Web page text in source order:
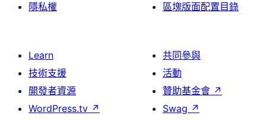
隱私權
區塊版面配置目錄
Learn
技術支援
開發者資源
WordPress.tv ↗
共同參與
活動
贊助基金會 ↗
Swag ↗